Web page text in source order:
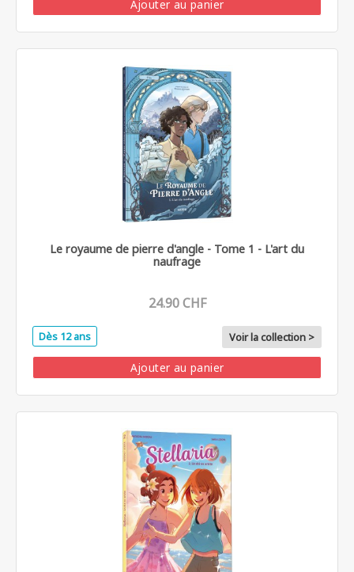
Ajouter au panier
Le royaume de pierre d'angle - Tome 1 - L'art du
naufrage
24.90 CHF
Dès 12 ans Voir la collection >
Ajouter au panier